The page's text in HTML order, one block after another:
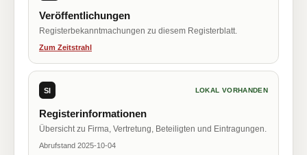
Veröffentlichungen
Registerbekanntmachungen zu diesem Registerblatt.
Zum Zeitstrahl
SI LOKAL VORHANDEN
Registerinformationen
Übersicht zu Firma, Vertretung, Beteiligten und Eintragungen.
Abrufstand 2025-10-04